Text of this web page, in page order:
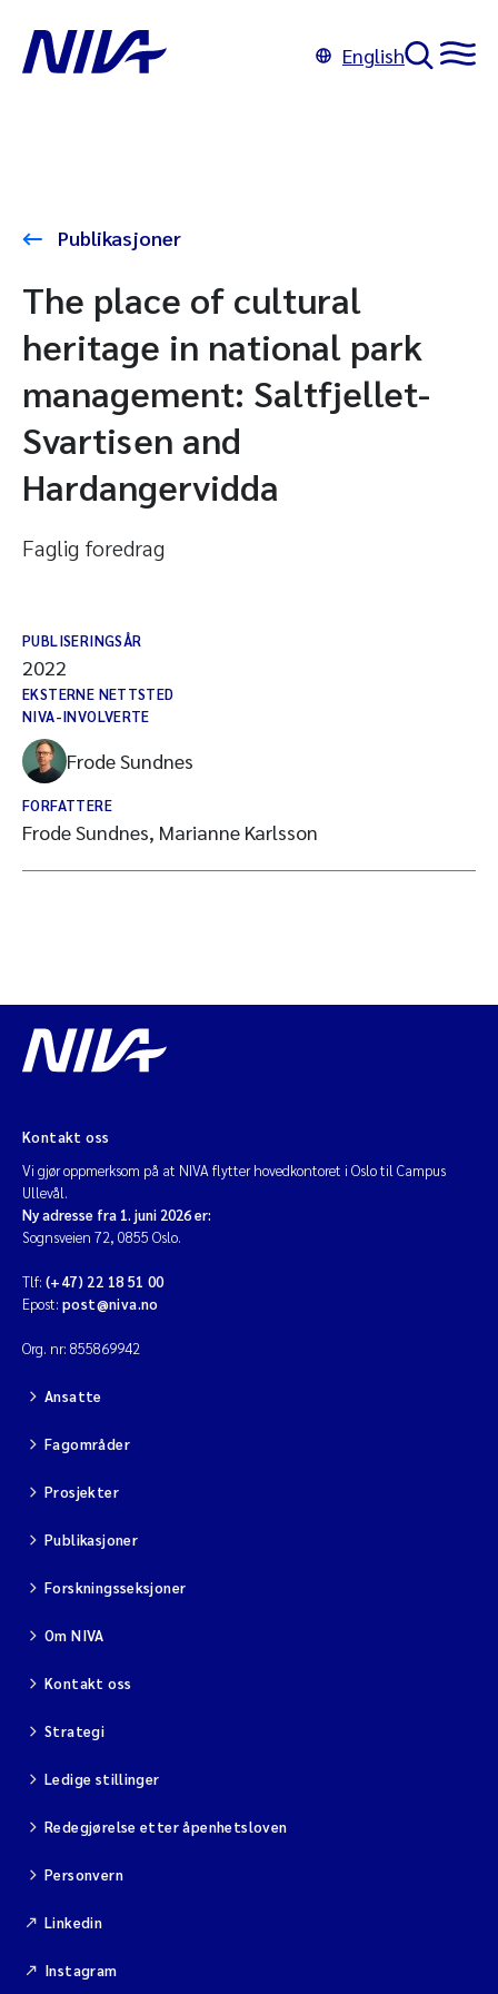
English
Publikasjoner
The place of cultural
heritage in national park
management: Saltfjellet-
Svartisen and
Hardangervidda
Faglig foredrag
PUBLISERINGSÅR
2022
EKSTERNE NETTSTED
NIVA-INVOLVERTE
Frode Sundnes
FORFATTERE
Frode Sundnes, Marianne Karlsson
Kontakt oss
Vi gjør oppmerksom på at NIVA flytter hovedkontoret i Oslo til Campus
Ullevål.
Ny adresse fra 1. juni 2026 er:
Sognsveien 72, 0855 Oslo.
Tlf: (+47) 22 18 51 00
Epost: post@niva.no
Org. nr: 855869942
Ansatte
Fagområder
Prosjekter
Publikasjoner
Forskningsseksjoner
Om NIVA
Kontakt oss
Strategi
Ledige stillinger
Redegjørelse etter åpenhetsloven
Personvern
Linkedin
Instagram